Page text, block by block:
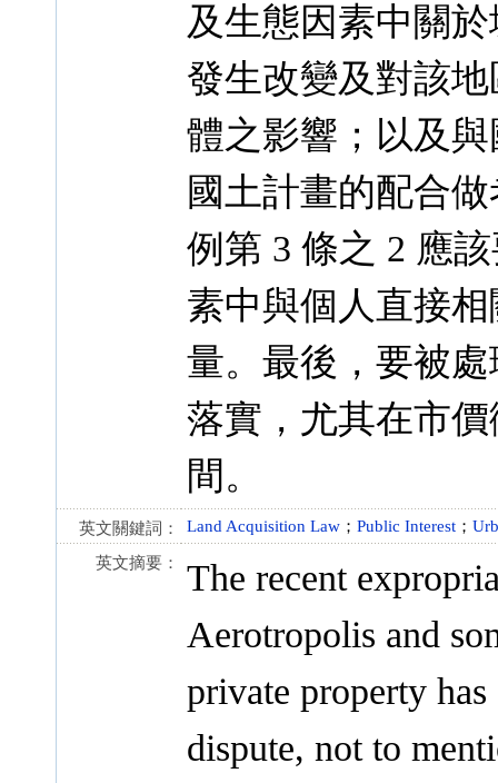
及生態因素中關
發生改變及對該
體之影響；以及
國土計畫的配合
例第 3 條之 2 應
素中與個人直接
量。最後，要被
落實，尤其在市
間。
英文關鍵詞： Land Acquisition Law ； Public Interest ；
英文摘要：
The recent
Aerotropolis and
private property has
dispute, not to